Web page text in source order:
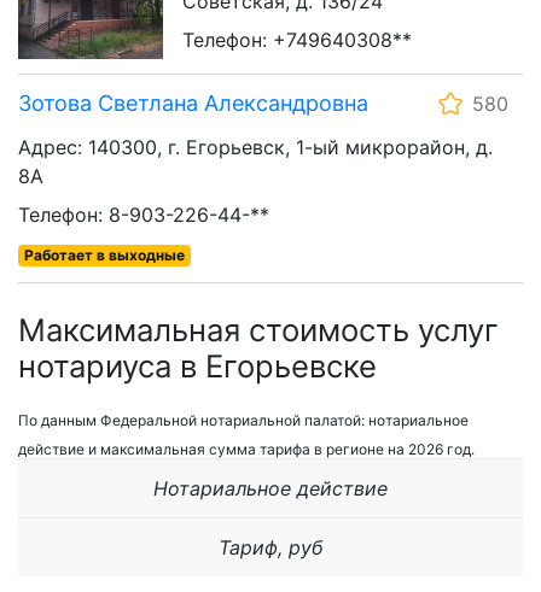
Телефон: +749640308**
Зотова Светлана Александровна
580
Адрес: 140300, г. Егорьевск, 1-ый микрорайон, д.
8А
Телефон: 8-903-226-44-**
Работает в выходные
Максимальная стоимость услуг
нотариуса в Егорьевске
По данным Федеральной нотариальной палатой: нотариальное
действие и максимальная сумма тарифа в регионе на 2026 год.
Нотариальное действие
Тариф, руб